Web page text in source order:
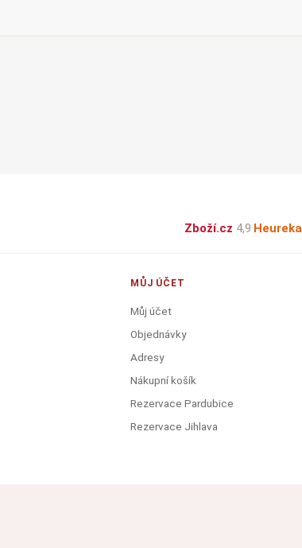
Zboží.cz 4,9·Heureka
MŮJ ÚČET
Můj účet
Objednávky
Adresy
Nákupní košík
Rezervace Pardubice
Rezervace Jihlava